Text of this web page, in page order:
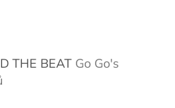
THE BEAT Go Go's
je 5 z 5 hvězdiček.